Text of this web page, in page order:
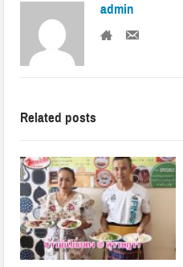
admin
Related posts